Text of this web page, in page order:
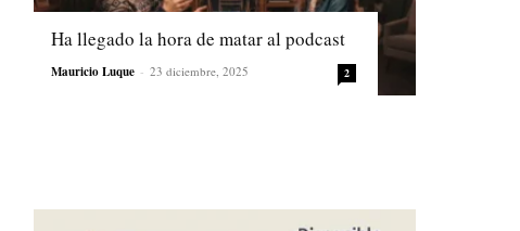
Ha llegado la hora de matar al podcast
Mauricio Luque - 23 diciembre, 2025 2